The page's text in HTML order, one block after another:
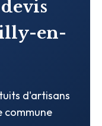
en-
d'artisans
commune